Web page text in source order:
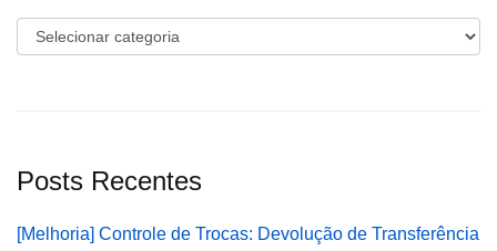
Categorias
Posts Recentes
[Melhoria] Controle de Trocas: Devolução de Transferência